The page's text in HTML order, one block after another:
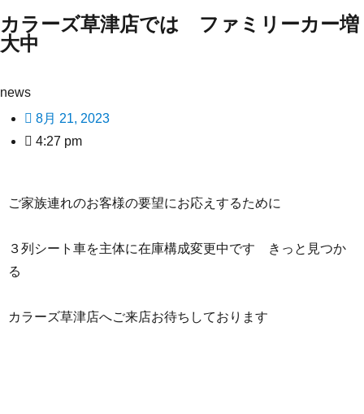
カラーズ草津店では ファミリーカー増
大中
news
8月 21, 2023
4:27 pm
ご家族連れのお客様の要望にお応えするために
３列シート車を主体に在庫構成変更中です きっと見つか
る
カラーズ草津店へご来店お待ちしております